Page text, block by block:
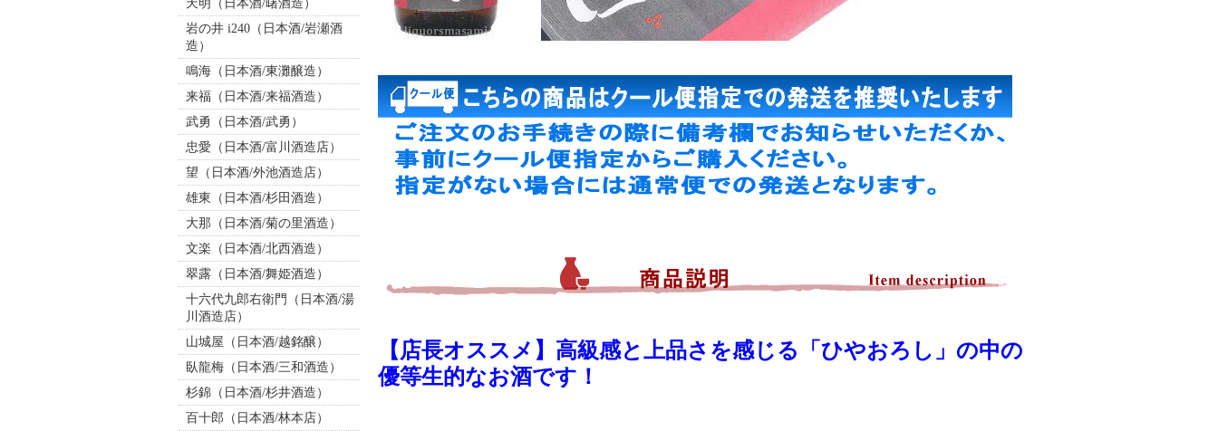
天明（日本酒/曙酒造）
岩の井 i240（日本酒/岩瀬酒
造）
鳴海（日本酒/東灘醸造）
来福（日本酒/来福酒造）
武勇（日本酒/武勇）
忠愛（日本酒/富川酒造店）
望（日本酒/外池酒造店）
雄東（日本酒/杉田酒造）
大那（日本酒/菊の里酒造）
文楽（日本酒/北西酒造）
翠露（日本酒/舞姫酒造）
十六代九郎右衛門（日本酒/湯
川酒造店）
山城屋（日本酒/越銘醸）
臥龍梅（日本酒/三和酒造）
杉錦（日本酒/杉井酒造）
百十郎（日本酒/林本店）
【店長オススメ】高級感と上品さを感じる「ひやおろし」の中の
優等生的なお酒です！